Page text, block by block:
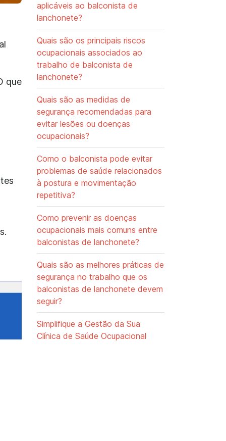
que
aplicáveis ao balconista de
lanchonete?
Quais são os principais riscos
ocupacionais associados ao
trabalho de balconista de
lanchonete?
Quais são as medidas de
segurança recomendadas para
evitar lesões ou doenças
ocupacionais?
Como o balconista pode evitar
problemas de saúde relacionados
à postura e movimentação
repetitiva?
Como prevenir as doenças
ocupacionais mais comuns entre
balconistas de lanchonete?
Quais são as melhores práticas de
segurança no trabalho que os
balconistas de lanchonete devem
seguir?
Simplifique a Gestão da Sua
Clínica de Saúde Ocupacional